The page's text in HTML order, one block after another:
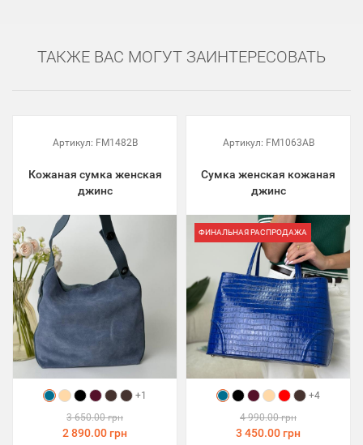
ТАКЖЕ ВАС МОГУТ ЗАИНТЕРЕСОВАТЬ
Артикул: FM1482B
Кожаная сумка женская
джинс
+1
3 650.00 грн
2 890.00 грн
Артикул: FM1063AB
Сумка женская кожаная
джинс
ФИНАЛЬНАЯ РАСПРОДАЖА
+4
4 990.00 грн
3 450.00 грн